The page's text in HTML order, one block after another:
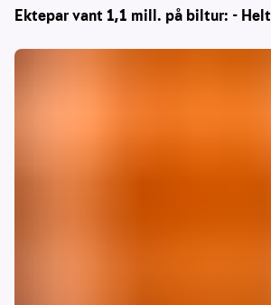
Ektepar vant 1,1 mill. på biltur: -